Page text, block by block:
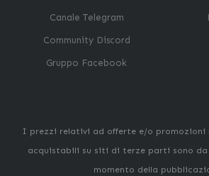
Canale Telegram
Community Discord
Gruppo Facebook
I prezzi relativi ad offerte e/o
acquistabili su siti di terze parti sono
momento della